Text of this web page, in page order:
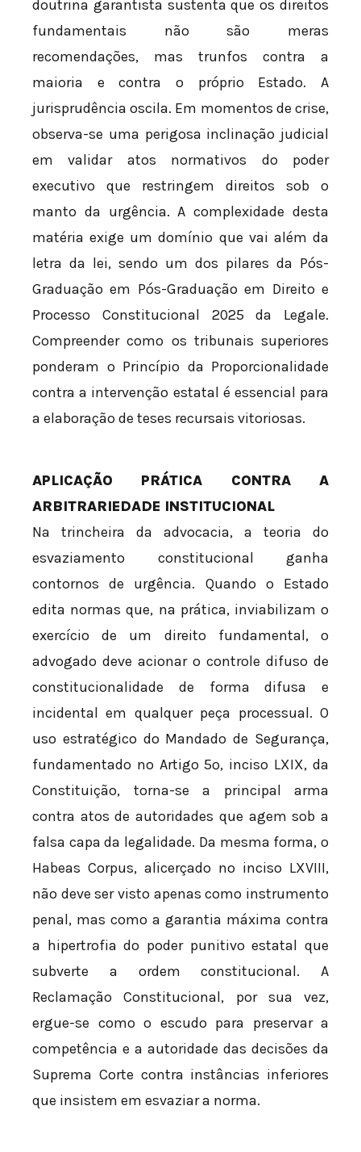
doutrina garantista sustenta que os direitos
fundamentais não são meras
recomendações, mas trunfos contra a
maioria e contra o próprio Estado. A
jurisprudência oscila. Em momentos de crise,
observa-se uma perigosa inclinação judicial
em validar atos normativos do poder
executivo que restringem direitos sob o
manto da urgência. A complexidade desta
matéria exige um domínio que vai além da
letra da lei, sendo um dos pilares da Pós-
Graduação em Pós-Graduação em Direito e
Processo Constitucional 2025 da Legale.
Compreender como os tribunais superiores
ponderam o Princípio da Proporcionalidade
contra a intervenção estatal é essencial para
a elaboração de teses recursais vitoriosas.
APLICAÇÃO PRÁTICA CONTRA A
ARBITRARIEDADE INSTITUCIONAL
Na trincheira da advocacia, a teoria do
esvaziamento constitucional ganha
contornos de urgência. Quando o Estado
edita normas que, na prática, inviabilizam o
exercício de um direito fundamental, o
advogado deve acionar o controle difuso de
constitucionalidade de forma difusa e
incidental em qualquer peça processual. O
uso estratégico do Mandado de Segurança,
fundamentado no Artigo 5º, inciso LXIX, da
Constituição, torna-se a principal arma
contra atos de autoridades que agem sob a
falsa capa da legalidade. Da mesma forma, o
Habeas Corpus, alicerçado no inciso LXVIII,
não deve ser visto apenas como instrumento
penal, mas como a garantia máxima contra
a hipertrofia do poder punitivo estatal que
subverte a ordem constitucional. A
Reclamação Constitucional, por sua vez,
ergue-se como o escudo para preservar a
competência e a autoridade das decisões da
Suprema Corte contra instâncias inferiores
que insistem em esvaziar a norma.